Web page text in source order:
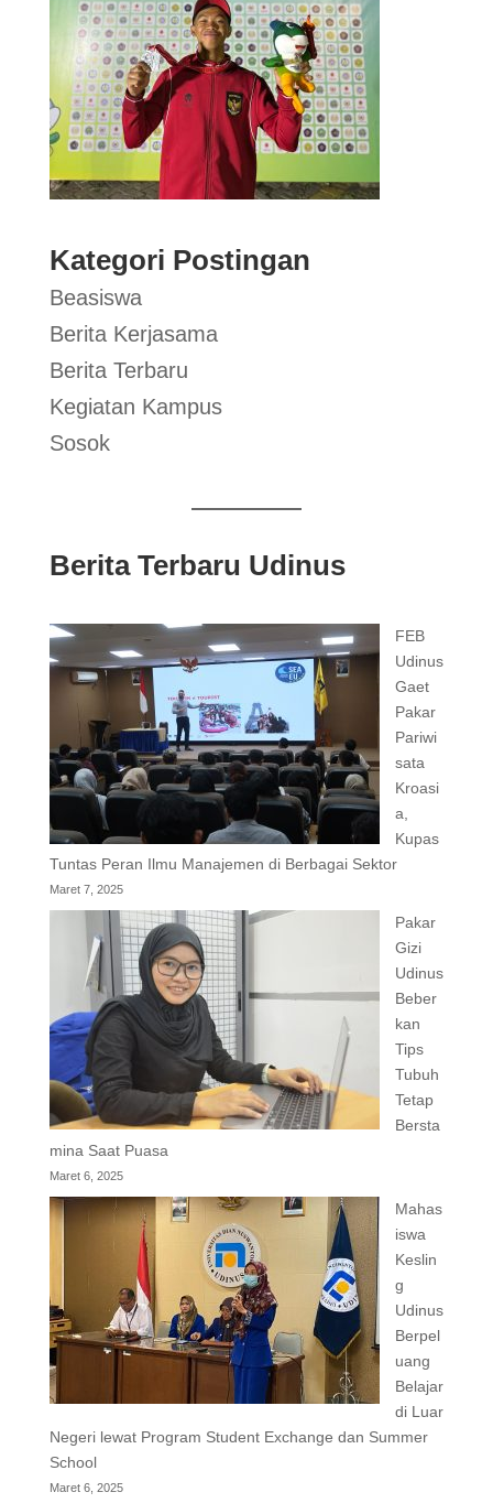
Kategori Postingan
Beasiswa
Berita Kerjasama
Berita Terbaru
Kegiatan Kampus
Sosok
Berita Terbaru Udinus
FEB
Udinus
Gaet
Pakar
Pariwi
sata
Kroasi
a,
Kupas
Tuntas Peran Ilmu Manajemen di Berbagai Sektor
Maret 7, 2025
Pakar
Gizi
Udinus
Beber
kan
Tips
Tubuh
Tetap
Bersta
mina Saat Puasa
Maret 6, 2025
Mahas
iswa
Keslin
g
Udinus
Berpel
uang
Belajar
di Luar
Negeri lewat Program Student Exchange dan Summer
School
Maret 6, 2025